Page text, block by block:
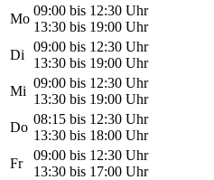
Mo
09:00 bis 12:30 Uhr
13:30 bis 19:00 Uhr
Di
09:00 bis 12:30 Uhr
13:30 bis 19:00 Uhr
Mi
09:00 bis 12:30 Uhr
13:30 bis 19:00 Uhr
Do
08:15 bis 12:30 Uhr
13:30 bis 18:00 Uhr
Fr
09:00 bis 12:30 Uhr
13:30 bis 17:00 Uhr